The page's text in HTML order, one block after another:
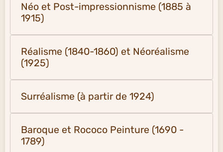
Néo et Post-impressionnisme (1885 à
1915)
Réalisme (1840-1860) et Néoréalisme
(1925)
Surréalisme (à partir de 1924)
Baroque et Rococo Peinture (1690 -
1789)